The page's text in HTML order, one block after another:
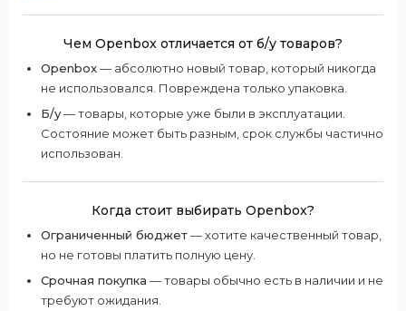
Чем Openbox отличается от б/у товаров?
Openbox— абсолютно новый товар, который никогда
не использовался. Повреждена только упаковка.
Б/у— товары, которые уже были в эксплуатации.
Состояние может быть разным, срок службы частично
использован.
Когда стоит выбирать Openbox?
Ограниченный бюджет— хотите качественный товар,
но не готовы платить полную цену.
Срочная покупка — товары обычно есть в наличии и не
требуют ожидания.